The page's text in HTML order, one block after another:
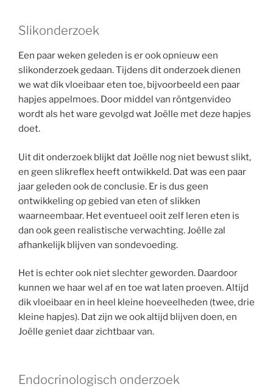
Slikonderzoek
Een paar weken geleden is er ook opnieuw een
slikonderzoek gedaan. Tijdens dit onderzoek dienen
we wat dik vloeibaar eten toe, bijvoorbeeld een paar
hapjes appelmoes. Door middel van röntgenvideo
wordt als het ware gevolgd wat Joëlle met deze hapjes
doet.
Uit dit onderzoek blijkt dat Joëlle nog niet bewust slikt,
en geen slikreflex heeft ontwikkeld. Dat was een paar
jaar geleden ook de conclusie. Er is dus geen
ontwikkeling op gebied van eten of slikken
waarneembaar. Het eventueel ooit zelf leren eten is
dan ook geen realistische verwachting. Joëlle zal
afhankelijk blijven van sondevoeding.
Het is echter ook niet slechter geworden. Daardoor
kunnen we haar wel af en toe wat laten proeven. Altijd
dik vloeibaar en in heel kleine hoeveelheden (twee, drie
kleine hapjes). Dat zijn we ook altijd blijven doen, en
Joëlle geniet daar zichtbaar van.
Endocrinologisch onderzoek